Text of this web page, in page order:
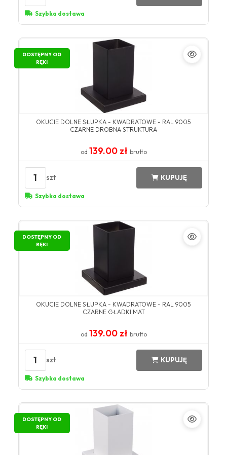
Szybka dostawa
DOSTĘPNY OD
RĘKI
OKUCIE DOLNE SŁUPKA - KWADRATOWE - RAL 9005
CZARNE DROBNA STRUKTURA
od 139.00 zł brutto
1 szt KUPUJĘ
Szybka dostawa
DOSTĘPNY OD
RĘKI
OKUCIE DOLNE SŁUPKA - KWADRATOWE - RAL 9005
CZARNE GŁADKI MAT
od 139.00 zł brutto
1 szt KUPUJĘ
Szybka dostawa
DOSTĘPNY OD
RĘKI